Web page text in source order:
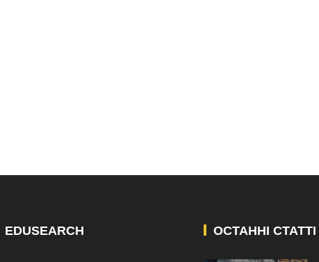
EDUSEARCH ОСТАННІ СТАТТІ